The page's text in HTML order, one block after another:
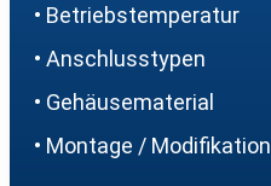
• Betriebstemperatur
• Anschlusstypen
• Gehäusematerial
• Montage / Modifikation